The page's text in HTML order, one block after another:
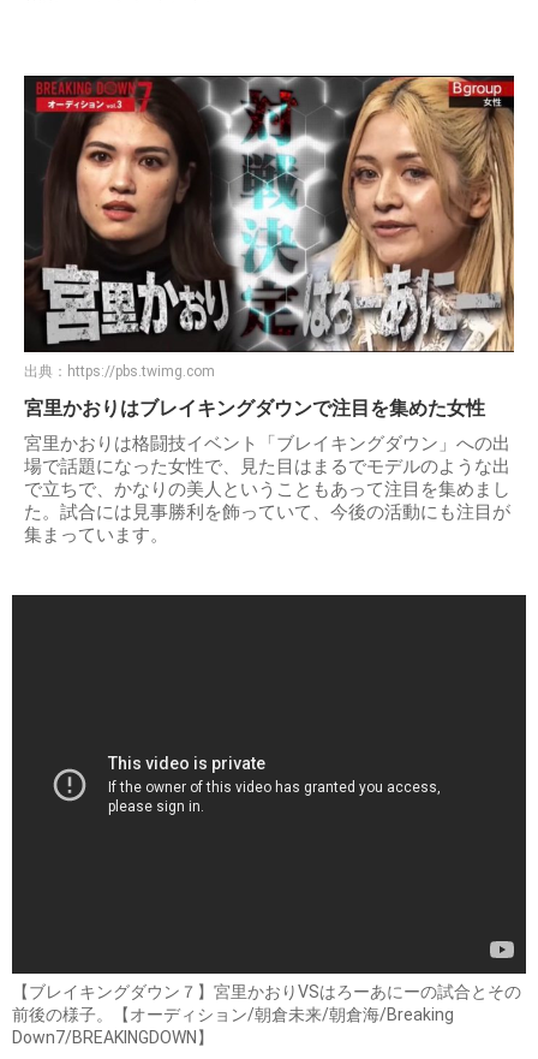
出典： https://pbs.twimg.com
宮里かおりはブレイキングダウンで注目を集めた女性
宮里かおりは格闘技イベント「ブレイキングダウン」への出
場で話題になった女性で、見た目はまるでモデルのような出
で立ちで、かなりの美人ということもあって注目を集めまし
た。試合には見事勝利を飾っていて、今後の活動にも注目が
集まっています。
【ブレイキングダウン７】宮里かおりVSはろーあにーの試合とその
前後の様子。【オーディション/朝倉未来/朝倉海/Breaking
Down7/BREAKINGDOWN】